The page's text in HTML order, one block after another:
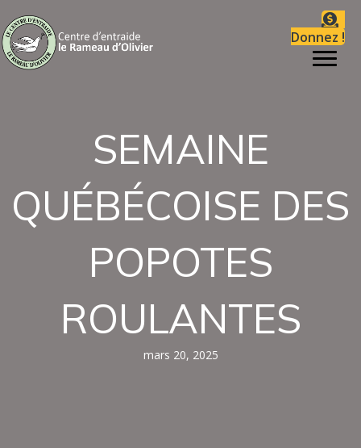
Donnez !
SEMAINE
QUÉBÉCOISE DES
POPOTES
ROULANTES
mars 20, 2025